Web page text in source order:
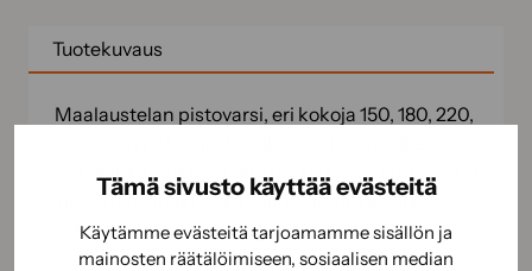
Tämä sivusto käyttää evästeitä
Käytämme evästeitä tarjoamamme sisällön ja
mainosten räätälöimiseen, sosiaalisen median
Tuotekuvaus
Maalaustelan pistovarsi, eri kokoja 150, 180, 220,
yleisjatkovarsiin, sekä Click-kiinnityksellä
Sokevan jatkovarsiin art. 027201-027600.